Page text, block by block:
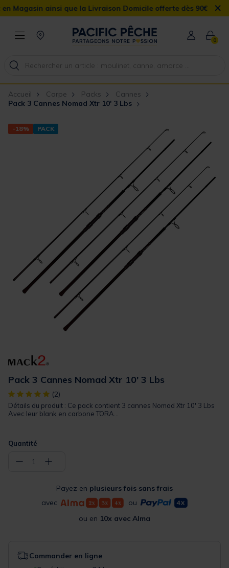
ainsi que la Livraison Domicile offerte dès 90€ ×
0
Accueil Carpe Packs
Cannes
Pack 3 Cannes Nomad Xtr 10' 3 Lbs
-18% PACK
Pack 3 Cannes Nomad Xtr 10' 3 Lbs
[object Object] out of 5 Customer Rating
(2)
Détails du produit : Ce pack contient 3 cannes Nomad Xtr 10' 3 Lbs
Avec leur blank en carbone TORA...
Quantité
− 1 +
Payez en plusieurs fois sans frais
avec
ou
ou en 10x avec Alma
Commander en ligne